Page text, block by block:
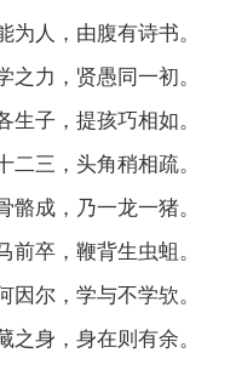
人，由腹有诗书。
力，贤愚同一初。
子，提孩巧相如。
三，头角稍相疏。
成，乃一龙一猪。
前卒，鞭背生虫蛆。
尔，学与不学欤。
身，身在则有余。